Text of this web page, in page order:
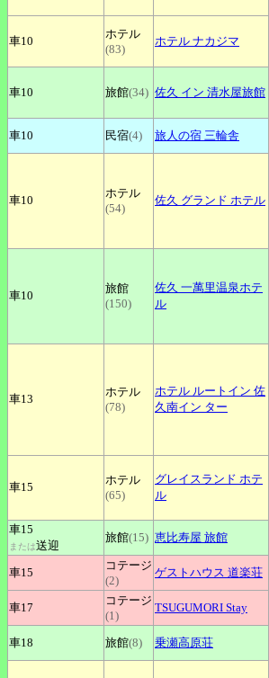
車10
ホテル
(83)
ホテル ナカジマ
車10 旅館(34) 佐久 イン 清水屋旅館
車10 民宿(4) 旅人の宿 三輪舎
車10
ホテル
(54)
佐久 グランド ホテル
車10
旅館
(150)
佐久 一萬里温泉ホテ
ル
車13
ホテル
(78)
ホテル ルートイン 佐
久南イン ター
車15
ホテル
(65)
グレイスランド ホテ
ル
車15
または送迎
旅館(15) 恵比寿屋 旅館
車15
コテージ
(2)
ゲストハウス 道楽荘
車17
コテージ
(1)
TSUGUMORI Stay
車18 旅館(8) 乗瀬高原荘